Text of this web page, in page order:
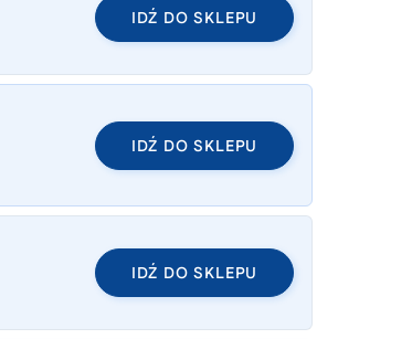
IDŹ DO SKLEPU
IDŹ DO SKLEPU
IDŹ DO SKLEPU